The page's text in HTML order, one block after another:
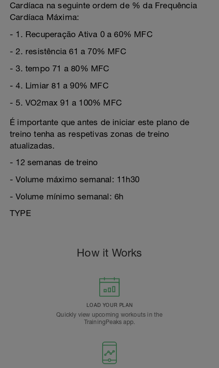
Cardíaca na seguinte ordem de % da Frequência
Cardíaca Máxima:
- 1. Recuperação Ativa 0 a 60% MFC
- 2. resistência 61 a 70% MFC
- 3. tempo 71 a 80% MFC
- 4. Limiar 81 a 90% MFC
- 5. VO2max 91 a 100% MFC
É importante que antes de iniciar este plano de
treino tenha as respetivas zonas de treino
atualizadas.
- 12 semanas de treino
- Volume máximo semanal: 11h30
- Volume mínimo semanal: 6h
TYPE
How it Works
LOAD YOUR PLAN
Quickly view upcoming workouts in the
TrainingPeaks app.